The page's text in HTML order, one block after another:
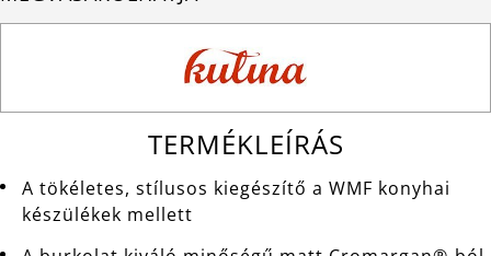
TERMÉKLEÍRÁS
­A tökéletes, stílusos kiegészítő a WMF konyhai
készülékek mellett